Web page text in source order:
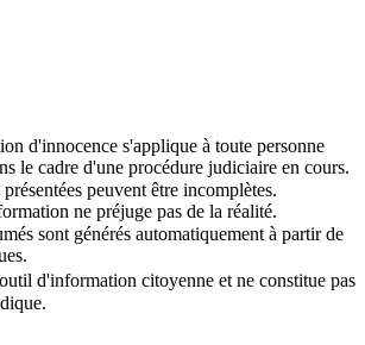
d'innocence s'applique à toute personne
le cadre d'une procédure judiciaire en cours.
peuvent être incomplètes.
ne préjuge pas de la réalité.
sont générés automatiquement à partir de
d'information citoyenne et ne constitue pas